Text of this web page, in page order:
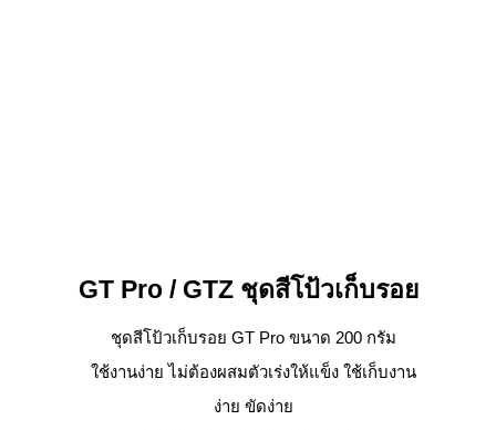
GT Pro / GTZ ชุดสีโป้วเก็บรอย
ชุดสีโป้วเก็บรอย GT Pro ขนาด 200 กรัม
ใช้งานง่าย ไม่ต้องผสมตัวเร่งให้แข็ง ใช้เก็บงาน
ง่าย ขัดง่าย